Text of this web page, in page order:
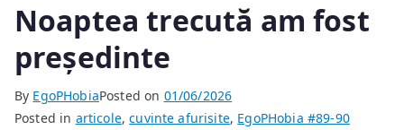
Noaptea trecută am fost
președinte
By EgoPHobiaPosted on 01/06/2026
Posted in articole,cuvinte afurisite, EgoPHobia #89-90